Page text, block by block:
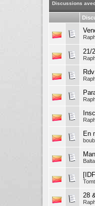
Discussions
21/
En
28